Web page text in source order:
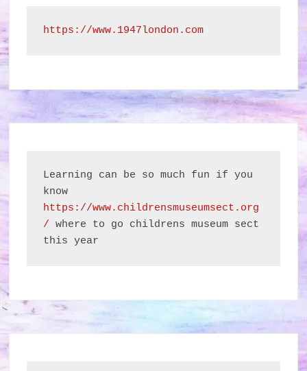
https://www.1947london.com
Learning can be so much fun if you
https://www.childrensmuseumsect.org
/ where to go childrens museum sect
this year